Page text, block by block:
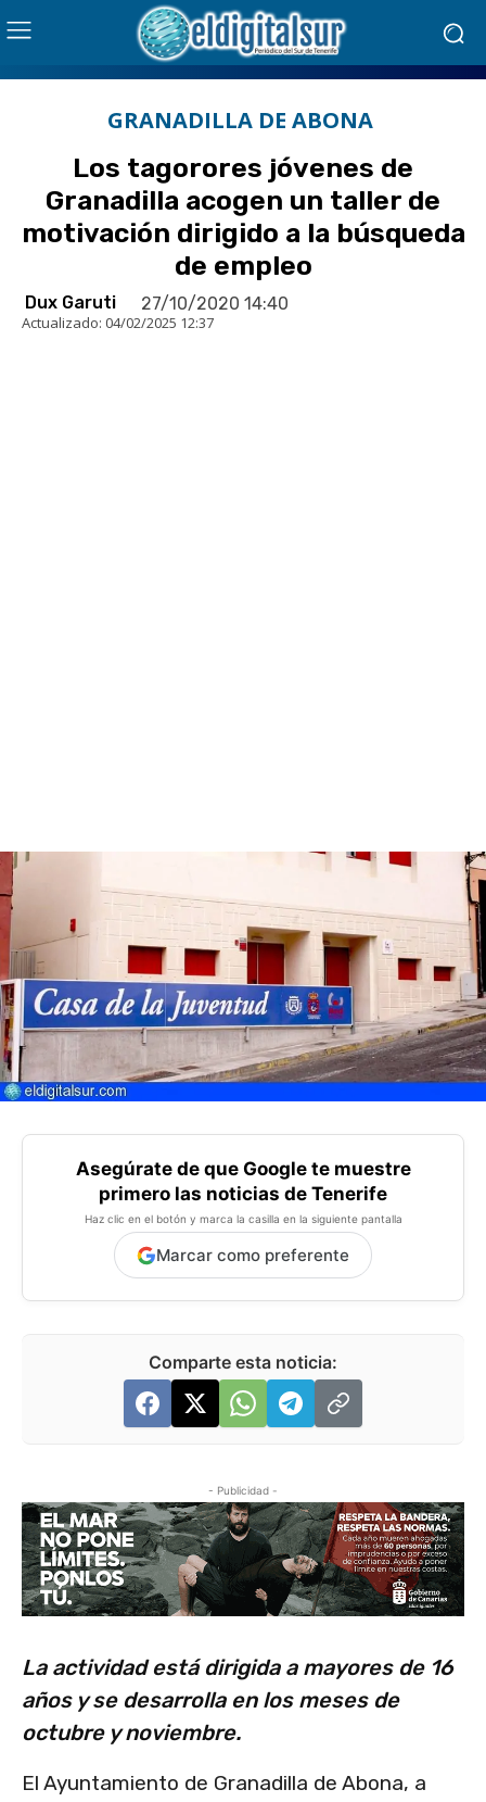
GRANADILLA DE ABONA
Los tagorores jóvenes de
Granadilla acogen un taller de
motivación dirigido a la búsqueda
de empleo
Dux Garuti 27/10/2020 14:40
Actualizado: 04/02/2025 12:37
Asegúrate de que Google te muestre
primero las noticias de Tenerife
Haz clic en el botón y marca la casilla en la siguiente pantalla
Marcar como preferente
Comparte esta noticia:
- Publicidad -
La actividad está dirigida a mayores de 16
años y se desarrolla en los meses de
octubre y noviembre.
El Ayuntamiento de Granadilla de Abona, a